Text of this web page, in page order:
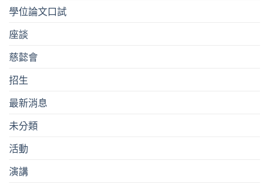
學位論文口試
座談
慈懿會
招生
最新消息
未分類
活動
演講